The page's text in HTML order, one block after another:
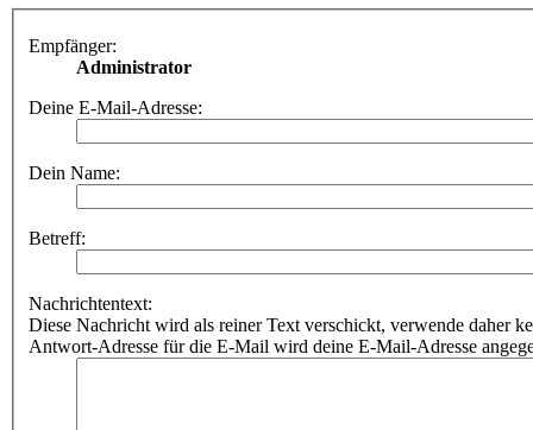
Empfänger:
Administrator
Deine E-Mail-Adresse:
Dein Name:
Betreff:
Nachrichtentext:
Diese Nachricht wird als reiner Text verschickt, verwende daher
Antwort-Adresse für die E-Mail wird deine E-Mail-Adresse